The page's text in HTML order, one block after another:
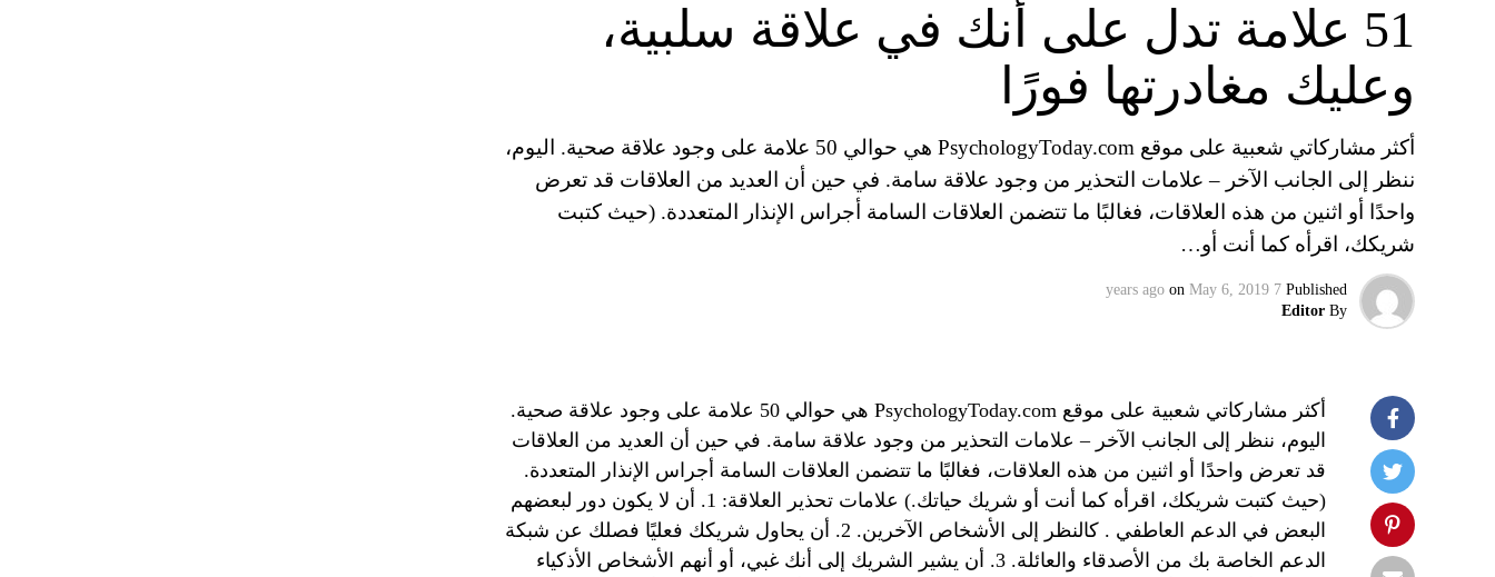
51 علامة تدل على أنك في علاقة سلبية،
وعليك مغادرتها فورًا
أكثر مشاركاتي شعبية على موقع PsychologyToday.com هي حوالي 50 علامة على وجود علاقة صحية. اليوم،
ننظر إلى الجانب الآخر – علامات التحذير من وجود علاقة سامة. في حين أن العديد من العلاقات قد تعرض
واحدًا أو اثنين من هذه العلاقات، فغالبًا ما تتضمن العلاقات السامة أجراس الإنذار المتعددة. (حيث كتبت
شريكك، اقرأه كما أنت أو…
Published
7 years ago
on May 6, 2019
By
Editor
أكثر مشاركاتي شعبية على موقع PsychologyToday.com هي حوالي 50 علامة على وجود علاقة صحية.
اليوم، ننظر إلى الجانب الآخر – علامات التحذير من وجود علاقة سامة. في حين أن العديد من العلاقات
قد تعرض واحدًا أو اثنين من هذه العلاقات، فغالبًا ما تتضمن العلاقات السامة أجراس الإنذار المتعددة.
(حيث كتبت شريكك، اقرأه كما أنت أو شريك حياتك.) علامات تحذير العلاقة: 1. أن لا يكون دور لبعضهم
البعض في الدعم العاطفي . كالنظر إلى الأشخاص الآخرين. 2. أن يحاول شريكك فعليًا فصلك عن شبكة
الدعم الخاصة بك من الأصدقاء والعائلة. 3. أن يشير الشريك إلى أنك غبي، أو أنهم الأشخاص الأذكياء